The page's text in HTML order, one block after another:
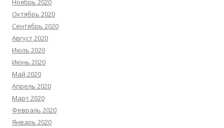
Ноябрь 2020
Октябрь 2020
Сентябрь 2020
Август 2020
Июль 2020
Июнь 2020
Май 2020
Апрель 2020
Март 2020
Февраль 2020
Январь 2020